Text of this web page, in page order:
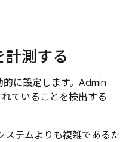
計測する
に設定します。Admin
ていることを検出する
ステムよりも複雑であるた